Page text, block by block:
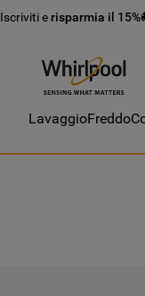
Iscriviti e risparmia il 15%
LavaggioFreddo